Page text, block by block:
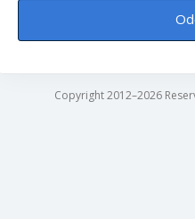
Copyright 2012–2026